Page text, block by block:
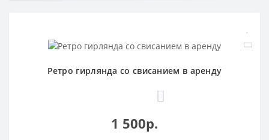
Ретро гирлянда со свисанием в аренду
1 500р.